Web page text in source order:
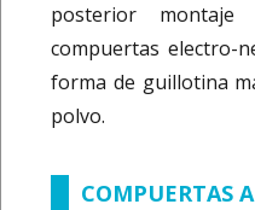
posterior
compuertas electro-
forma de guillotina
polvo.
COMPUERTAS